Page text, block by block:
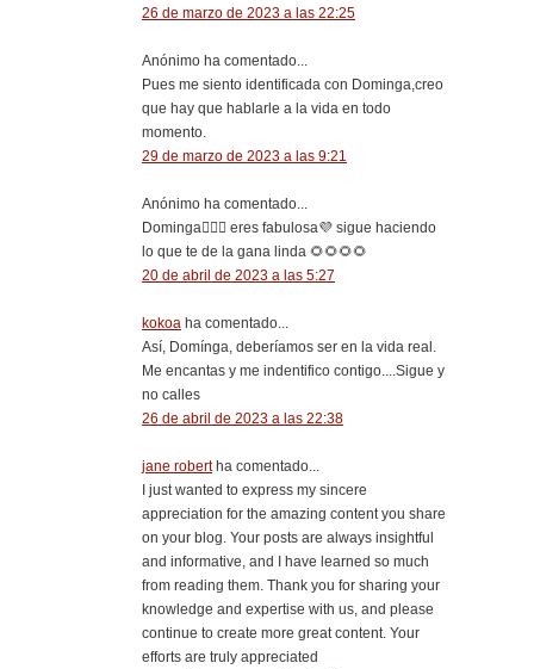
26 de marzo de 2023 a las 22:25
Anónimo ha comentado...
Pues me siento identificada con Dominga,creo
que hay que hablarle a la vida en todo
momento.
29 de marzo de 2023 a las 9:21
Anónimo ha comentado...
Dominga🙋🏻‍♀️ eres fabulosa💜 sigue haciendo
lo que te de la gana linda 🌻🌻🌻🌻
20 de abril de 2023 a las 5:27
kokoa ha comentado...
Así, Domínga, deberíamos ser en la vida real.
Me encantas y me indentifico contigo....Sigue y
no calles
26 de abril de 2023 a las 22:38
jane robertha comentado...
I just wanted to express my sincere
appreciation for the amazing content you share
on your blog. Your posts are always insightful
and informative, and I have learned so much
from reading them. Thank you for sharing your
knowledge and expertise with us, and please
continue to create more great content. Your
efforts are truly appreciated